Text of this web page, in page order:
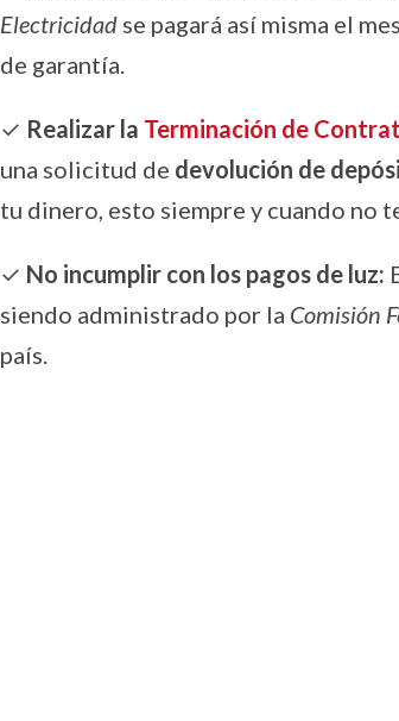
Electricidad se pagará así misma el
de garantía.
✓ Realizar la Terminación de
una solicitud de devolución de
tu dinero, esto siempre y cuando no
✓ No incumplir con los pagos de luz:
siendo administrado por la Comisión
país.